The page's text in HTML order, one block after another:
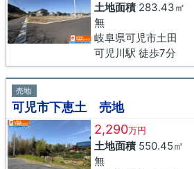
土地面積283.43㎡
無
岐阜県可児市土田
可児川駅 徒歩7分
売地
可児市下恵土 売地
2,290万円
土地面積550.45㎡
無